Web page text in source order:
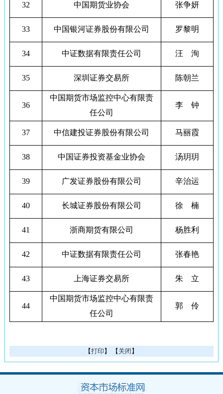
32 中国期货业协会 张争妍
33 中国银河证券股份有限公司 罗黎明
34 中证数据有限责任公司 汪 洵
35 深圳证券交易所 陈朝兰
36
中国期货市场监控中心有限责
任公司
李 钟
37 中信建投证券股份有限公司 马丽霞
38 中国证券投资基金业协会 汤玥玥
39 广发证券股份有限公司 辛治运
40 长城证券股份有限公司 徐 楠
41 浙商期货有限公司 杨胜利
42 中证数据有限责任公司 张春艳
43 上海证券交易所 朱 立
44
中国期货市场监控中心有限责
任公司
郭 伶
【打印 】 【 关闭 】